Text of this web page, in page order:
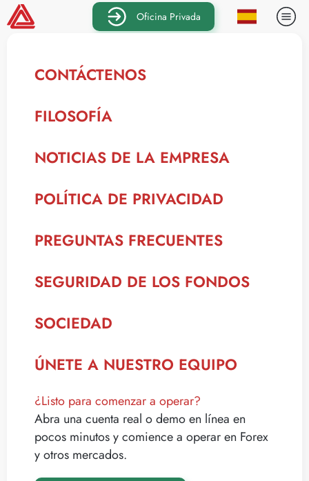
Oficina Privada
CONTÁCTENOS
FILOSOFÍA
NOTICIAS DE LA EMPRESA
POLÍTICA DE PRIVACIDAD
PREGUNTAS FRECUENTES
SEGURIDAD DE LOS FONDOS
SOCIEDAD
ÚNETE A NUESTRO EQUIPO
¿Listo para comenzar a operar?
Abra una cuenta real o demo en línea en
pocos minutos y comience a operar en Forex
y otros mercados.